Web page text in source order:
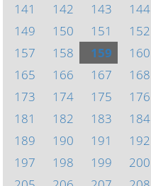
141
142 143 144
149
150 151 152
157
158 159 160
165
166 167 168
173
174 175 176
181
182 183 184
189
190 191 192
197
198 199 200